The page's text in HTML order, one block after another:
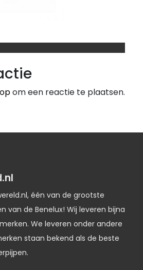
om een reactie te plaatsen.
één van de grootste
van de Benelux! Wij leveren bijna
We leveren onder andere
staan bekend als de beste